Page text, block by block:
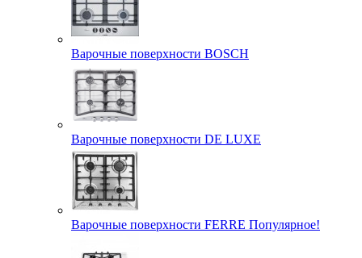
Варочные поверхности BOSCH
Варочные поверхности DE LUXE
Варочные поверхности FERRE Популярное!